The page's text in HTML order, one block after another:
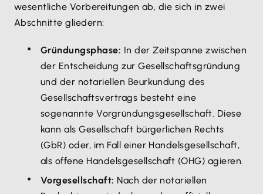
wesentliche Vorbereitungen ab, die sich in zwei
Abschnitte gliedern:
Gründungsphase: In der Zeitspanne zwischen
der Entscheidung zur Gesellschaftsgründung
und der notariellen Beurkundung des
Gesellschaftsvertrags besteht eine
sogenannte Vorgründungsgesellschaft. Diese
kann als Gesellschaft bürgerlichen Rechts
(GbR) oder, im Fall einer Handelsgesellschaft,
als offene Handelsgesellschaft (OHG) agieren.
Vorgesellschaft: Nach der notariellen